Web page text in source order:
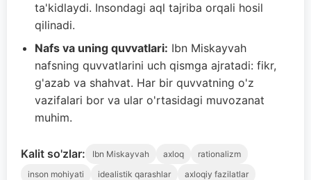
ta'kidlaydi. Insondagi aql tajriba orqali hosil
qilinadi.
Nafs va uning quvvatlari: Ibn Miskayvah
nafsning quvvatlarini uch qismga ajratadi: fikr,
g'azab va shahvat. Har bir quvvatning o'z
vazifalari bor va ular o'rtasidagi muvozanat
muhim.
Kalit so'zlar: Ibn Miskayvah axloq
rationalizm
inson mohiyati
idealistik qarashlar
axloqiy fazilatlar